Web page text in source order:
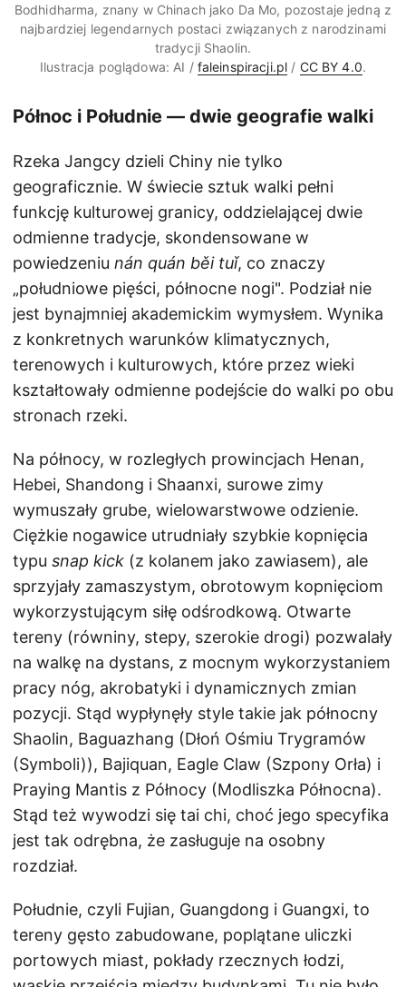
Bodhidharma, znany w Chinach jako Da Mo, pozostaje jedną z
najbardziej legendarnych postaci związanych z narodzinami
tradycji Shaolin.
Ilustracja poglądowa: AI / faleinspiracji.pl / CC BY 4.0.
Północ i Południe — dwie geografie walki
Rzeka Jangcy dzieli Chiny nie tylko
geograficznie. W świecie sztuk walki pełni
funkcję kulturowej granicy, oddzielającej dwie
odmienne tradycje, skondensowane w
powiedzeniu nán quán běi tuǐ, co znaczy
„południowe pięści, północne nogi". Podział nie
jest bynajmniej akademickim wymysłem. Wynika
z konkretnych warunków klimatycznych,
terenowych i kulturowych, które przez wieki
kształtowały odmienne podejście do walki po obu
stronach rzeki.
Na północy, w rozległych prowincjach Henan,
Hebei, Shandong i Shaanxi, surowe zimy
wymuszały grube, wielowarstwowe odzienie.
Ciężkie nogawice utrudniały szybkie kopnięcia
typu snap kick (z kolanem jako zawiasem), ale
sprzyjały zamaszystym, obrotowym kopnięciom
wykorzystującym siłę odśrodkową. Otwarte
tereny (równiny, stepy, szerokie drogi) pozwalały
na walkę na dystans, z mocnym wykorzystaniem
pracy nóg, akrobatyki i dynamicznych zmian
pozycji. Stąd wypłynęły style takie jak północny
Shaolin, Baguazhang (Dłoń Ośmiu Trygramów
(Symboli)), Bajiquan, Eagle Claw (Szpony Orła) i
Praying Mantis z Północy (Modliszka Północna).
Stąd też wywodzi się tai chi, choć jego specyfika
jest tak odrębna, że zasługuje na osobny
rozdział.
Południe, czyli Fujian, Guangdong i Guangxi, to
tereny gęsto zabudowane, poplątane uliczki
portowych miast, pokłady rzecznych łodzi,